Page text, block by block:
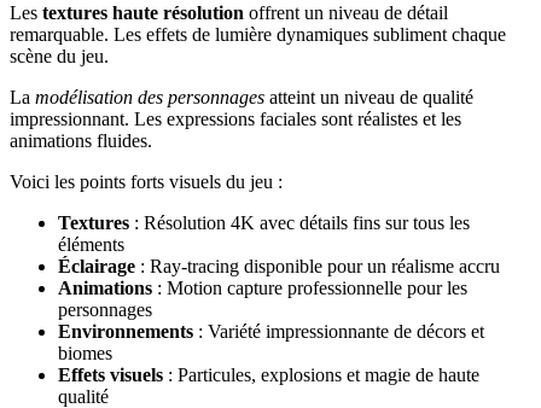
Les textures haute résolution offrent un niveau de détail
remarquable. Les effets de lumière dynamiques subliment chaque
scène du jeu.
La modélisation des personnages atteint un niveau de qualité
impressionnant. Les expressions faciales sont réalistes et les
animations fluides.
Voici les points forts visuels du jeu :
Textures : Résolution 4K avec détails fins sur tous les
éléments
Éclairage : Ray-tracing disponible pour un réalisme accru
Animations : Motion capture professionnelle pour les
personnages
Environnements : Variété impressionnante de décors et
biomes
Effets visuels : Particules, explosions et magie de haute
qualité